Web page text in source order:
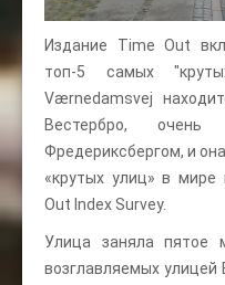
Издание Time Out
топ-5 самых
Værnedamsvej
Вестербро,
Фредериксбергом, и
«крутых улиц» в мире
Out Index Survey.
Улица заняла пятое
возглавляемых улицей